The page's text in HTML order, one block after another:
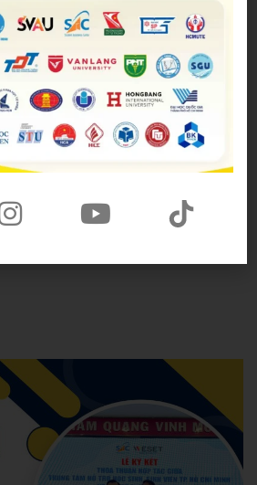
(adj): tối quan
hàng đầu
dưỡng
trải nghiệm thực tiễn
= practical (adj): thực tiễn
tình
chứng sợ độ cao
gian nan, cần tính kỉ luật cao để